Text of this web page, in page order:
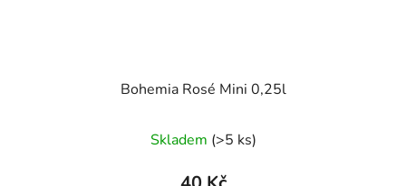
Bohemia Rosé Mini 0,25l
Skladem (>5 ks)